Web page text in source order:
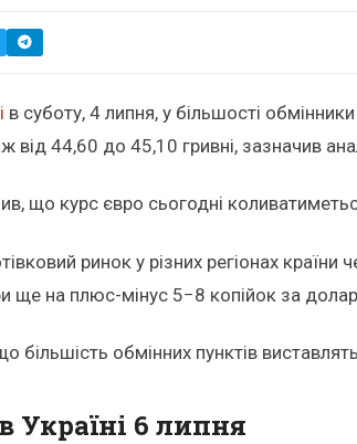
в суботу, 4 липня, у більшості
від 44,60 до 45,10 гривні, зазначив
що курс євро сьогодні
ринок у різних регіонах
ще на плюс-мінус 5−8 копійок за
більшість обмінних пунктів
Україні 6 липня